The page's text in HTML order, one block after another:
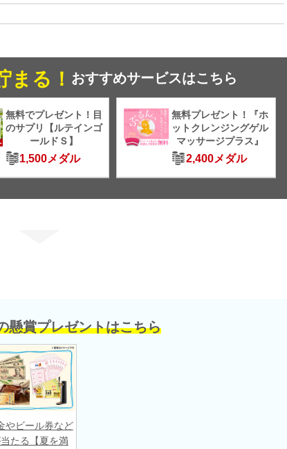
まる！ おすすめサービスはこちら
無料でプレゼント！目
のサプリ【ルテインゴ
ールドＳ】
1,500メダル
無料プレゼント！『ホ
ットクレンジングゲル
マッサージプラス』
2,400メダル
懸賞プレゼントはこちら
やビール券など
たる【夏を満